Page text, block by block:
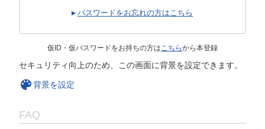
パスワードをお忘れの方はこちら
仮ID・仮パスワードをお持ちの方はこちらから本登録
セキュリティ向上のため、この画面に背景を設定できます。
背景を設定
FAQ